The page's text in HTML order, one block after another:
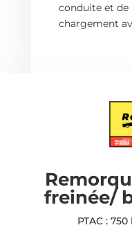
conduite et
chargement
freinée/
PTAC : 750